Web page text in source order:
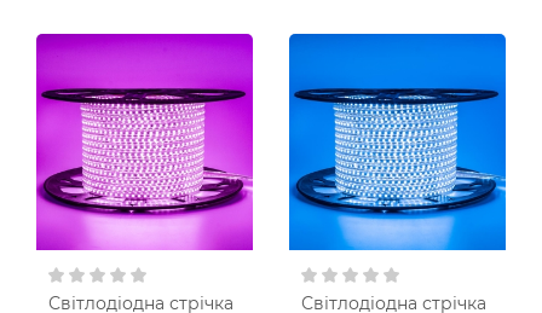
днів)
Світлодіодна стрічка
AVT
Зелене
світло
6 Вт
120 шт./м
IP65
Світлодіодна стрічка
AVT
Помаранчеве світло
6 Вт
120 шт./м
IP65
Світлодіодна стрічка
Світлодіодна стрічка